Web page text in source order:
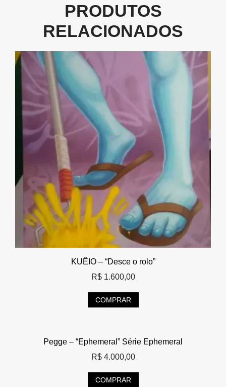
PRODUTOS
RELACIONADOS
KUÊIO – “Desce o rolo”
R$1.600,00
COMPRAR
Pegge – “Ephemeral” Série Ephemeral
R$4.000,00
COMPRAR